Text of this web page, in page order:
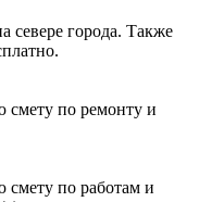
севере города. Также
смету по ремонту и
смету по работам и